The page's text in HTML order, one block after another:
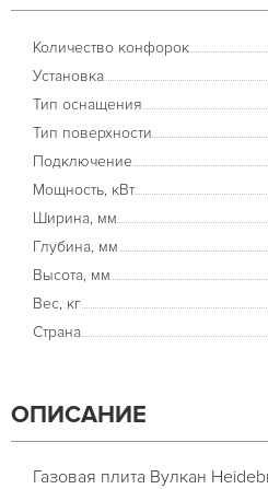
Количество конфорок
Установка
Тип оснащения
Тип поверхности
Подключение
Мощность, кВт
Ширина, мм
Глубина, мм
Высота, мм
Вес, кг
Страна
ОПИСАНИЕ
Газовая плита Вулкан